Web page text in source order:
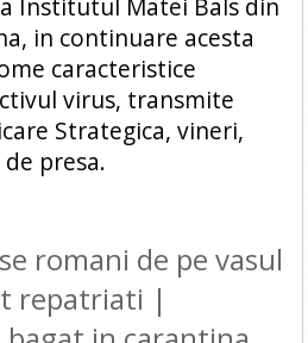
Institutul Matei Bals din
in continuare acesta
caracteristice
virus, transmite
Strategica, vineri,
presa.
romani de pe vasul
repatriati |